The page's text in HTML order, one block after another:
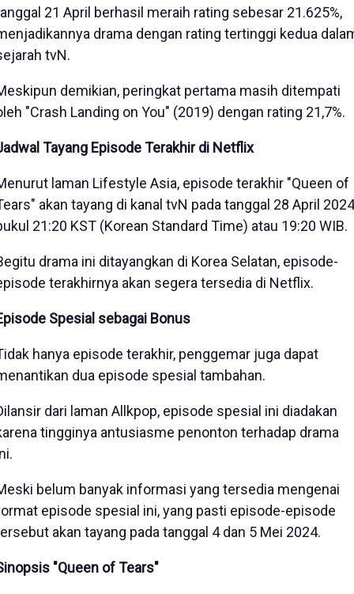
21 April berhasil meraih rating sebesar 21.625%,
drama dengan rating tertinggi kedua
tvN.
demikian, peringkat pertama masih ditempati
"Crash Landing on You" (2019) dengan rating 21,7%.
Tayang Episode Terakhir di Netflix
laman Lifestyle Asia, episode terakhir "Queen of
akan tayang di kanal tvN pada tanggal 28 April
21:20 KST (Korean Standard Time) atau 19:20 WIB.
drama ini ditayangkan di Korea Selatan, episode-
terakhirnya akan segera tersedia di Netflix.
Spesial sebagai Bonus
hanya episode terakhir, penggemar juga dapat
dua episode spesial tambahan.
dari laman Allkpop, episode spesial ini diadakan
tingginya antusiasme penonton terhadap drama
belum banyak informasi yang tersedia mengenai
episode spesial ini, yang pasti episode-episode
akan tayang pada tanggal 4 dan 5 Mei 2024.
"Queen of Tears"